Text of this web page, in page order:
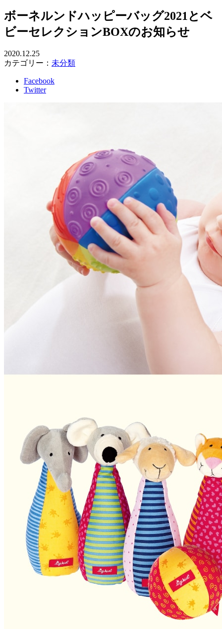
ボーネルンドハッピーバッグ2021とベ
ビーセレクションBOXのお知らせ
2020.12.25
カテゴリー： 未分類
Facebook
Twitter